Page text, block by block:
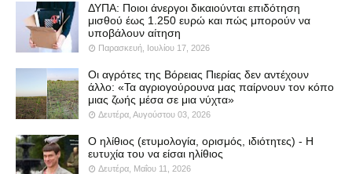
ΔΥΠΑ: Ποιοι άνεργοι δικαιούνται επιδότηση
μισθού έως 1.250 ευρώ και πώς μπορούν να
υποβάλουν αίτηση
Παρασκευή, Ιουλίου 17, 2026
Οι αγρότες της Βόρειας Πιερίας δεν αντέχουν
άλλο: «Τα αγριογούρουνα μας παίρνουν τον κόπο
μιας ζωής μέσα σε μια νύχτα»
Δευτέρα, Αυγούστου 03, 2026
Ο ηλίθιος (ετυμολογία, ορισμός, ιδιότητες) - Η
ευτυχία του να είσαι ηλίθιος
Δευτέρα, Μαΐου 11, 2026